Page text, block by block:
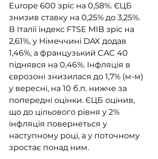
Europe 600 зріс на 0,58%. ЄЦБ
знизив ставку на 0,25% до 3,25%.
В Італії індекс FTSE MIB зріс на
2,61%, у Німеччині DAX додав
1,46%, а французький CAC 40
піднявся на 0,46%. Інфляція в
єврозоні знизилася до 1,7% (м-м)
у вересні, на 10 б.п. нижче за
попередні оцінки. ЄЦБ оцінив,
що до цільового рівня у 2%
інфляція повернеться у
наступному році, а у поточному
зростає понад ним.